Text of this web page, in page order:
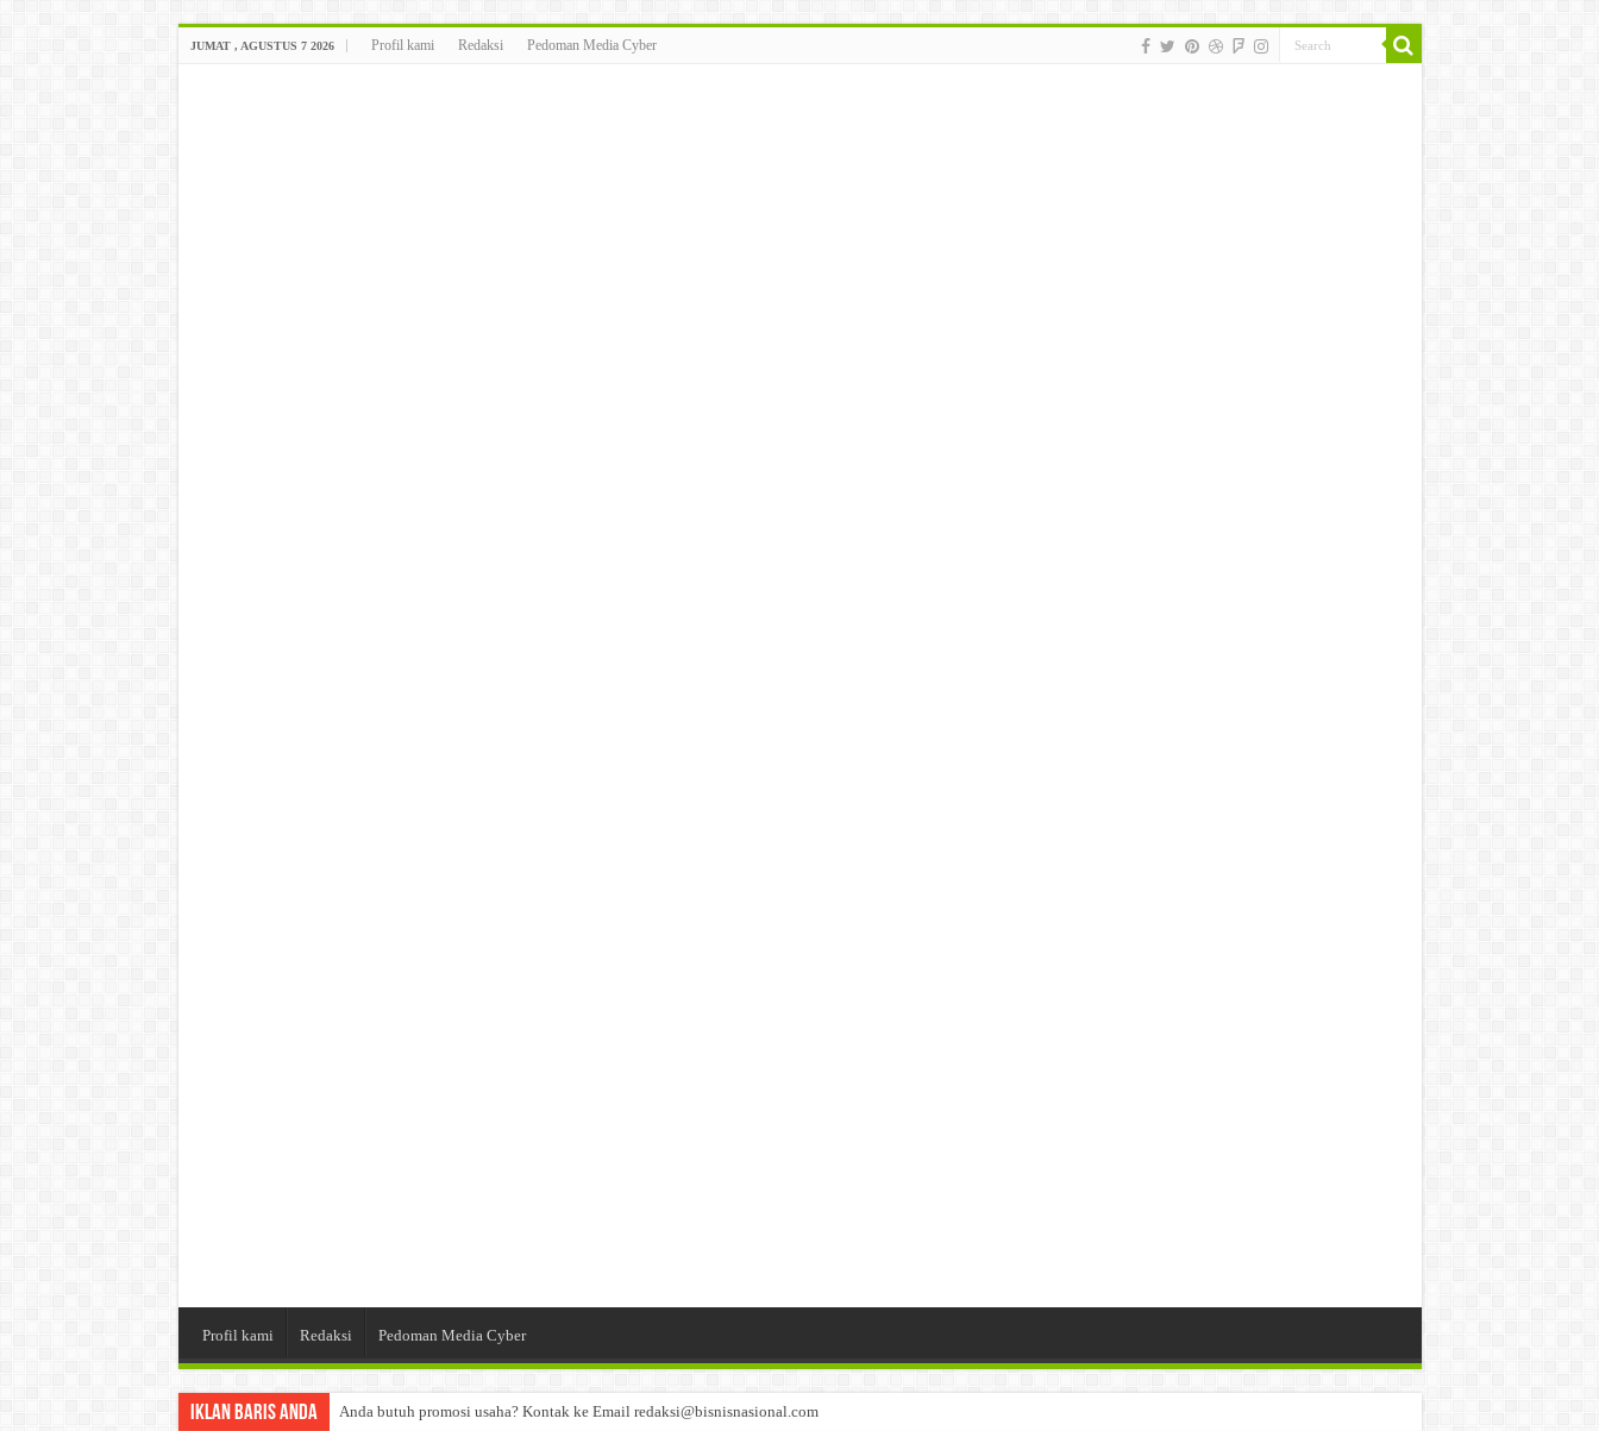
JUMAT , AGUSTUS 7 2026 Profil kami Redaksi Pedoman Media Cyber
Profil kami Redaksi Pedoman Media Cyber
Iklan Baris Anda Anda butuh promosi usaha? Kontak ke Email redaksi@bisnisnasional.com